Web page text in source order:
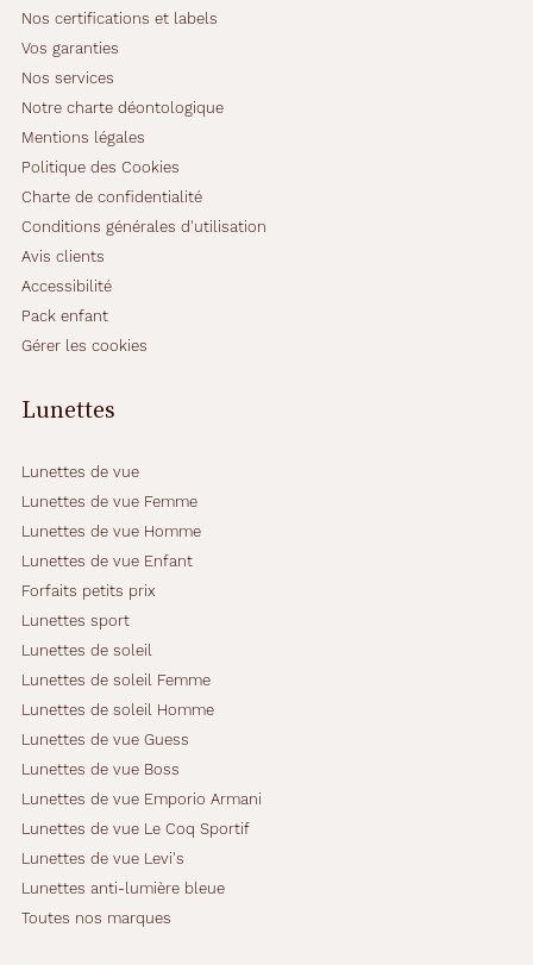
Nos certifications et labels
Vos garanties
Nos services
Notre charte déontologique
Mentions légales
Politique des Cookies
Charte de confidentialité
Conditions générales d'utilisation
Avis clients
Accessibilité
Pack enfant
Gérer les cookies
Lunettes
Lunettes de vue
Lunettes de vue Femme
Lunettes de vue Homme
Lunettes de vue Enfant
Forfaits petits prix
Lunettes sport
Lunettes de soleil
Lunettes de soleil Femme
Lunettes de soleil Homme
Lunettes de vue Guess
Lunettes de vue Boss
Lunettes de vue Emporio Armani
Lunettes de vue Le Coq Sportif
Lunettes de vue Levi's
Lunettes anti-lumière bleue
Toutes nos marques